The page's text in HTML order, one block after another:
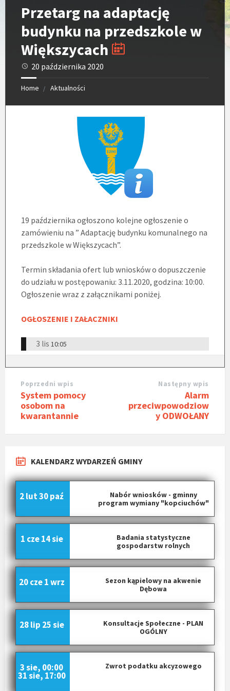
Przetarg na adaptację
budynku na przedszkole w
Większycach
20 października 2020
Home Aktualności
19 października ogłoszono kolejne ogłoszenie o
zamówieniu na ” Adaptację budynku komunalnego na
przedszkole w Większycach”.
Termin składania ofert lub wniosków o dopuszczenie
do udziału w postępowaniu: 3.11.2020, godzina: 10:00.
Ogłoszenie wraz z załącznikami poniżej.
OGŁOSZENIE I ZAŁACZNIKI
3 lis 10:05
Poprzedni wpis
System pomocy
osobom na
kwarantannie
Następny wpis
Alarm
przeciwpowodziow
y ODWOŁANY
KALENDARZ WYDARZEŃ GMINY
Nabór wniosków - gminny
program wymiany "kopciuchów"
2 lut30 paź
Badania statystyczne
gospodarstw rolnych
1 cze 14 sie
Sezon kąpielowy na akwenie
Dębowa
20 cze 1 wrz
Konsultacje Społeczne - PLAN
OGÓLNY
28 lip 25 sie
Zwrot podatku akcyzowego
3 sie, 00:00
31 sie, 17:00